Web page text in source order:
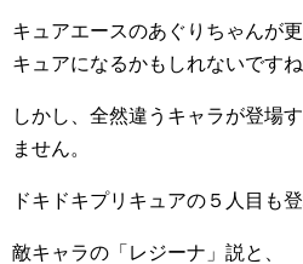
キュアエースのあぐりちゃんが
キュアになるかもしれないですね
しかし、全然違うキャラが登場
ません。
ドキドキプリキュアの５人目も
敵キャラの「レジーナ」説と、